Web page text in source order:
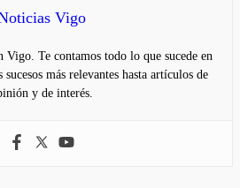
Vigo
Te contamos todo lo que sucede en
más relevantes hasta artículos de
y de interés.